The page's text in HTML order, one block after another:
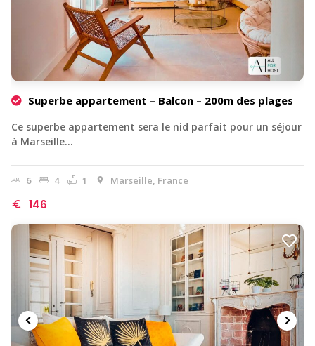
Superbe appartement – Balcon – 200m des plages
Ce superbe appartement sera le nid parfait pour un séjour
à Marseille…
6 4 1 Marseille, France
146